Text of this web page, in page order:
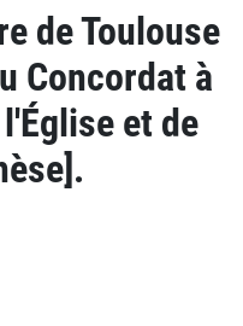
de Toulouse
Concordat à
et de